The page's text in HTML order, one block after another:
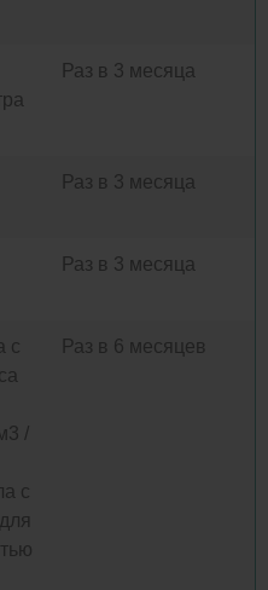
Раз в 3 месяца
Раз в 3 месяца
Раз в 3 месяца
с
/
с
Раз в 6 месяцев